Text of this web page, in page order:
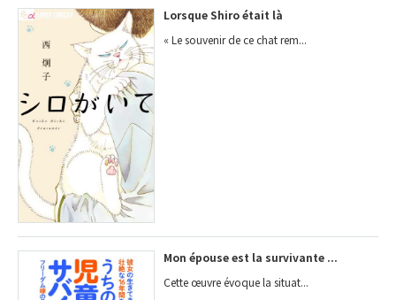
Lorsque Shiro était là
« Le souvenir de ce chat rem...
Mon épouse est la survivante ...
Cette œuvre évoque la situat...